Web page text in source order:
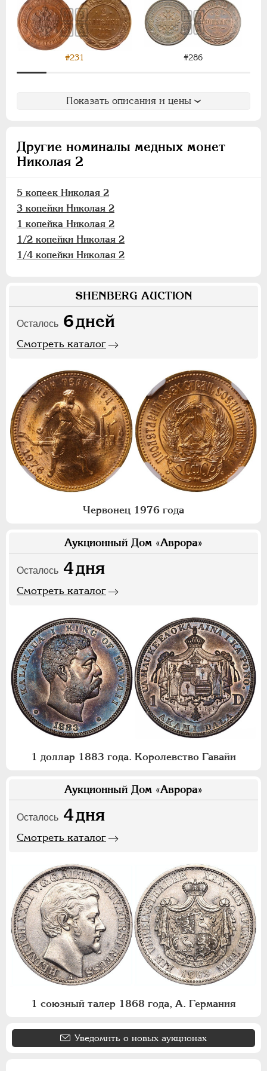
#231 #286
Показать описания и цены
Другие номиналы медных монет
Николая 2
5 копеек Николая 2
3 копейки Николая 2
1 копейка Николая 2
1/2 копейки Николая 2
1/4 копейки Николая 2
SHENBERG AUCTION
Осталось 6дней
Смотреть каталог
Червонец 1976 года
Аукционный Дом «Аврора»
Осталось 4дня
Смотреть каталог
1 доллар 1883 года. Королевство Гавайи
Аукционный Дом «Аврора»
Осталось 4дня
Смотреть каталог
1 союзный талер 1868 года, А. Германия
Уведомить о новых аукционах
1/2 копейки
1/4 копейки
Пробные
Памятные и донативные
ВРЕМЕННОЕ ПРАВ. 1917-1918